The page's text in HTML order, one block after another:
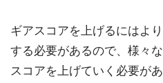
ギアスコアを上げるにはよ
する必要があるので、様々
スコアを上げていく必要があ